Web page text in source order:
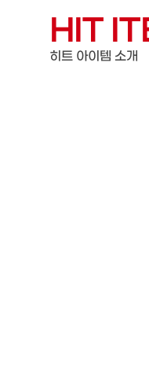
contentHIT
히트 아이템 소개